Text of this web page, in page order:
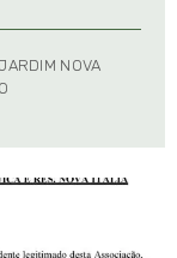
NOVA